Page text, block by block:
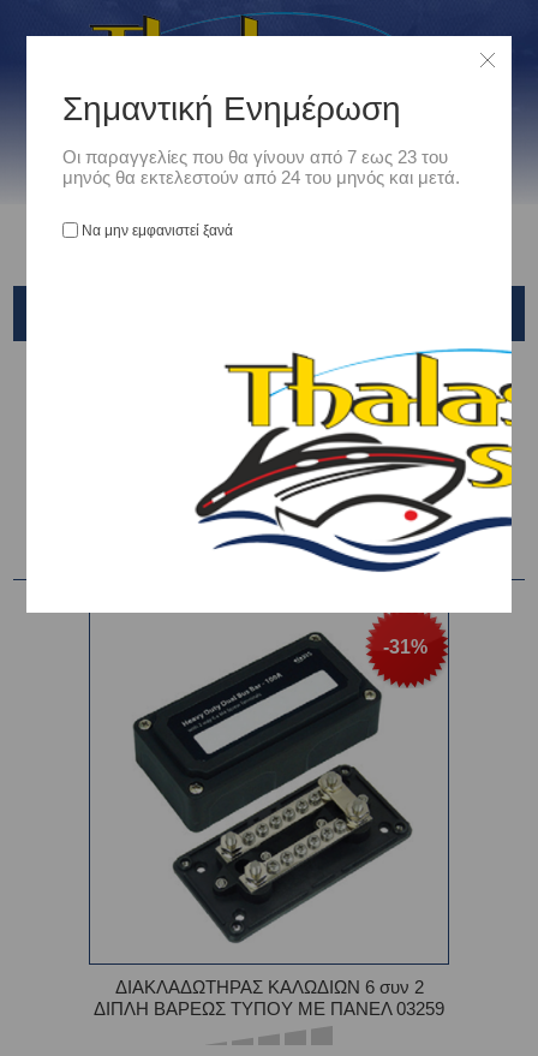
Ηλεκτρολογικός Εξοπλισμός
ΑΣΦΑΛΕΙΟΘΗΚΕΣ- ΠΡΙΖΕΣ- ΔΙΑKΛΑΔΩΤΗΡΕΣ-ΚΑΛΩΔΙΑ /
ΚΑΛΩΔΙΑ & ΥΛΙΚΑ ΚΑΛΩΔΙΩΣΗΣ / ΠΑΡΕΛΚΟΜΕΝΑ ΚΑΛΩΔΙΩΣΗΣ
Ταξινόμηση ανά
-31%
ΔΙΑΚΛΑΔΩΤΗΡΑΣ ΚΑΛΩΔΙΩΝ 6 συν 2
ΔΙΠΛΗ ΒΑΡΕΩΣ ΤΥΠΟΥ ΜΕ ΠΑΝΕΛ 03259
Σημαντική Ενημέρωση
Οι παραγγελίες που θα γίνουν από 7 εως 23 του
μηνός θα εκτελεστούν από 24 του μηνός και μετά.
Να μην εμφανιστεί ξανά